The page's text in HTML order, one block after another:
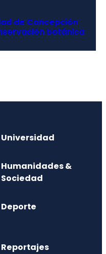
de Concepción
botánica
Universidad
Humanidades &
Sociedad
Deporte
Reportajes